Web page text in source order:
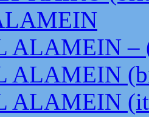
ALAMEIN –
ALAMEIN
ALAMEIN